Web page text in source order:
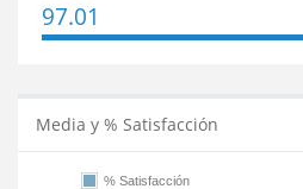
97.01
Media y % Satisfacción
% Satisfacción